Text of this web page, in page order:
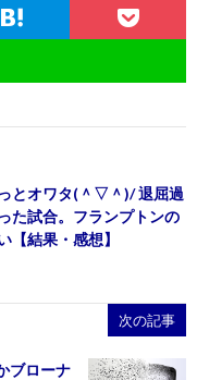
とオワタ(＾▽＾)/ 退屈過
た試合。フランプトンの
【結果・感想】
次の記事
ブローナ